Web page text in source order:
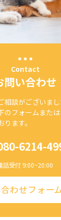
Contact
問い合わせ
相談がございま
のフォームまた
ます。
6214-
話受付 9:00~20:00
わせフォー